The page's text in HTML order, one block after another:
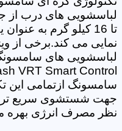
تا 16 کیلو گرم به
نمایی می کند.برخی از
سامسونگ ازتمامی این
جهت شستشوی سریع تر
نظر مصرف انرژی بهره